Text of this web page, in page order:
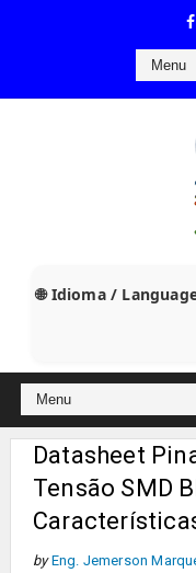
🌐 Idioma /
Datasheet
Tensão SMD
by Eng. Jemerson